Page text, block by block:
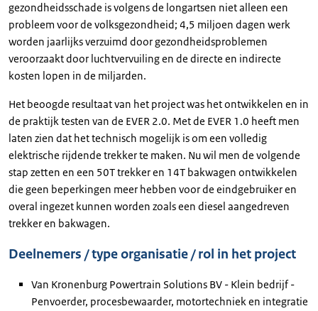
gezondheidsschade is volgens de longartsen niet alleen een
probleem voor de volksgezondheid; 4,5 miljoen dagen werk
worden jaarlijks verzuimd door gezondheidsproblemen
veroorzaakt door luchtvervuiling en de directe en indirecte
kosten lopen in de miljarden.
Het beoogde resultaat van het project was het ontwikkelen en in
de praktijk testen van de EVER 2.0. Met de EVER 1.0 heeft men
laten zien dat het technisch mogelijk is om een volledig
elektrische rijdende trekker te maken. Nu wil men de volgende
stap zetten en een 50T trekker en 14T bakwagen ontwikkelen
die geen beperkingen meer hebben voor de eindgebruiker en
overal ingezet kunnen worden zoals een diesel aangedreven
trekker en bakwagen.
Deelnemers / type organisatie / rol in het project
Van Kronenburg Powertrain Solutions BV - Klein bedrijf -
Penvoerder, procesbewaarder, motortechniek en integratie